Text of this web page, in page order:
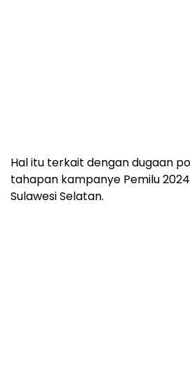
Hal itu terkait dengan dugaan
tahapan kampanye Pemilu
Sulawesi Selatan.